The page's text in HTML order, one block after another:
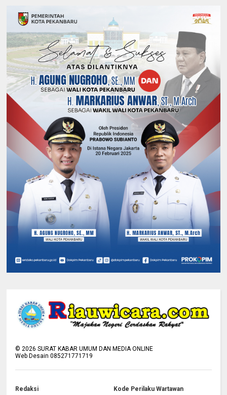
©2026 SURAT KABAR UMUM DAN MEDIA ONLINE
Web Desain 085271771719
Redaksi Kode Perilaku Wartawan